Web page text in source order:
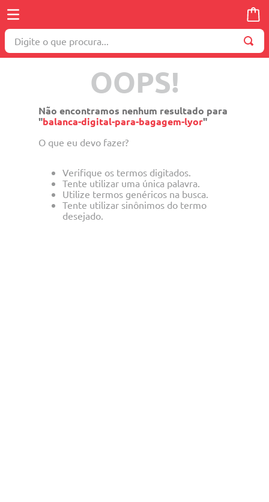
Digite o que procura...
OOPS!
Não encontramos nenhum resultado para
"balanca-digital-para-bagagem-lyor"
O que eu devo fazer?
Verifique os termos digitados.
Tente utilizar uma única palavra.
Utilize termos genéricos na busca.
Tente utilizar sinônimos do termo
desejado.